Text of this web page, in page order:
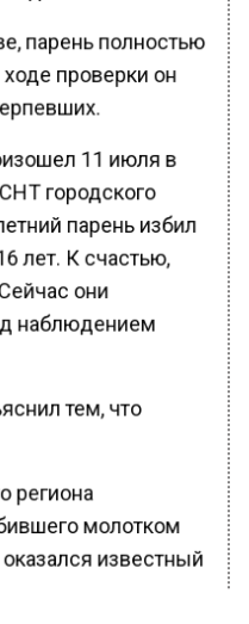
парень полностью
проверки он
11 июля в
городского
парень избил
лет. К счастью,
они
наблюдением
тем, что
региона
молотком
известный